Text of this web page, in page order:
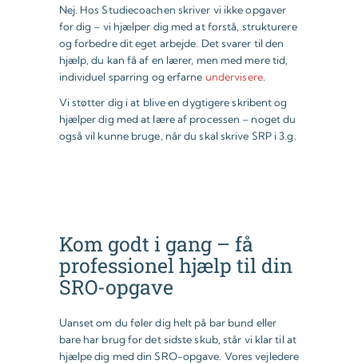
Nej. Hos Studiecoachen skriver vi ikke opgaver
for dig – vi hjælper dig med at forstå, strukturere
og forbedre dit eget arbejde. Det svarer til den
hjælp, du kan få af en lærer, men med mere tid,
individuel sparring og erfarne undervisere.
Vi støtter dig i at blive en dygtigere skribent og
hjælper dig med at lære af processen – noget du
også vil kunne bruge, når du skal skrive SRP i 3.g.
Kom godt i gang – få
professionel hjælp til din
SRO-opgave
Uanset om du føler dig helt på bar bund eller
bare har brug for det sidste skub, står vi klar til at
hjælpe dig med din SRO-opgave. Vores vejledere